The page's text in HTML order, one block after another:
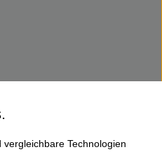
Technologien